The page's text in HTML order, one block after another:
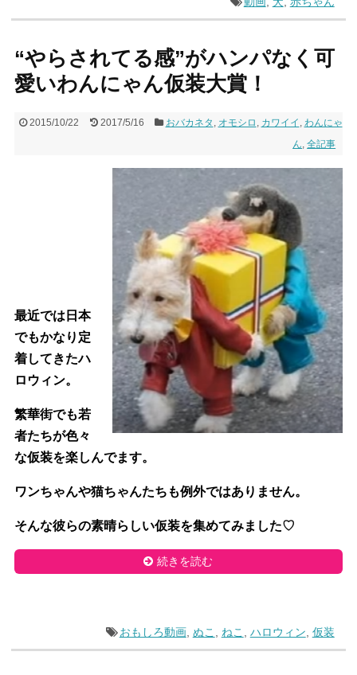
“やらされてる感”がハンパなく可
愛いわんにゃん仮装大賞！
2015/10/22 2017/5/16 おバカネタ オモシロ カワイイ
わんにゃ
ん ,全記事
最近では日本
でもかなり定
着してきたハ
ロウィン。
繁華街でも若
者たちが色々
な仮装を楽しんでます。
ワンちゃんや猫ちゃんたちも例外ではありません。
そんな彼らの素晴らしい仮装を集めてみました♡
続きを読む
おもしろ動画, ぬこ ねこ ハロウィン 仮装